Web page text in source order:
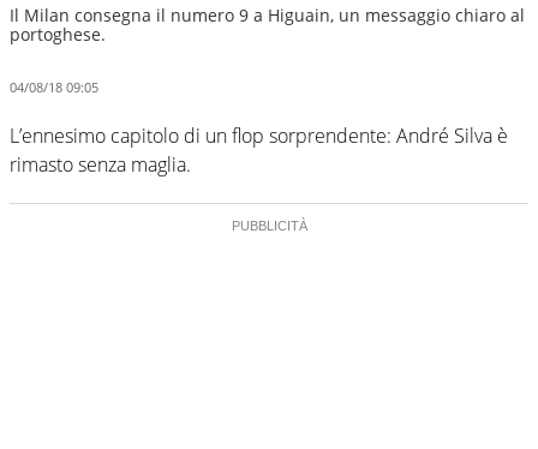
Il Milan consegna il numero 9 a Higuain, un messaggio chiaro al
portoghese.
04/08/18 09:05
L’ennesimo capitolo di un flop sorprendente: André Silva è
rimasto senza maglia.